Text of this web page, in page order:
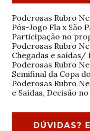
Poderosas Rubro
Pós-Jogo Fla x São
Participação no
Poderosas Rubro
Chegadas e saídas/
Poderosas Rubro
Semifinal da Copa
Poderosas Rubro
e Saídas, Decisão no
DÚVIDAS?